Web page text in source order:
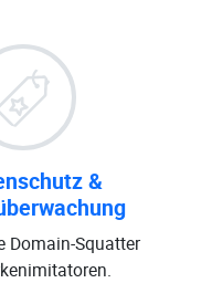
&
Domain-Squatter